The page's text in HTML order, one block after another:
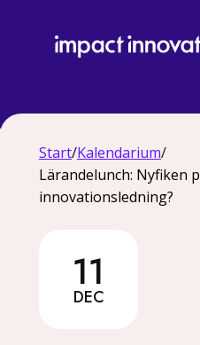
Start/Kalendarium/
Lärandelunch: Nyfiken
innovationsledning?
11
DEC11 December